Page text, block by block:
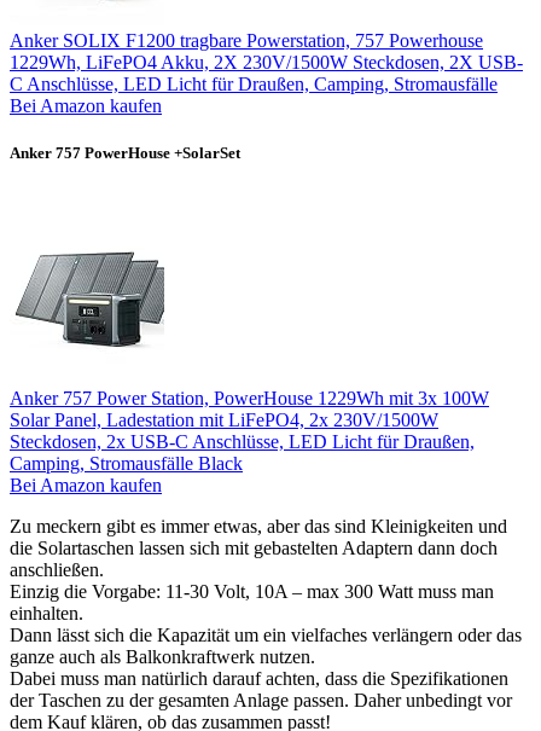
Anker SOLIX F1200 tragbare Powerstation, 757 Powerhouse
1229Wh, LiFePO4 Akku, 2X 230V/1500W Steckdosen, 2X USB-
C Anschlüsse, LED Licht für Draußen, Camping, Stromausfälle
Bei Amazon kaufen
Anker 757 PowerHouse +SolarSet
Anker 757 Power Station, PowerHouse 1229Wh mit 3x 100W
Solar Panel, Ladestation mit LiFePO4, 2x 230V/1500W
Steckdosen, 2x USB-C Anschlüsse, LED Licht für Draußen,
Camping, Stromausfälle Black
Bei Amazon kaufen
Zu meckern gibt es immer etwas, aber das sind Kleinigkeiten und
die Solartaschen lassen sich mit gebastelten Adaptern dann doch
anschließen.
Einzig die Vorgabe: 11-30 Volt, 10A – max 300 Watt muss man
einhalten.
Dann lässt sich die Kapazität um ein vielfaches verlängern oder das
ganze auch als Balkonkraftwerk nutzen.
Dabei muss man natürlich darauf achten, dass die Spezifikationen
der Taschen zu der gesamten Anlage passen. Daher unbedingt vor
dem Kauf klären, ob das zusammen passt!